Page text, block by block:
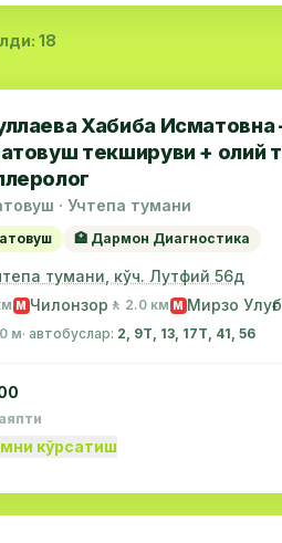
18
Хабиба Исматовна
текшируви + олий
· Учтепа тумани
🏥 Дармон Диагностика
тумани, кўч. Лутфий 56д
М Чилонзор 🚶 2.0 км М Мирзо
м· автобуслар: 2, 9Т, 13, 17Т, 41, 56
кўрсатиш